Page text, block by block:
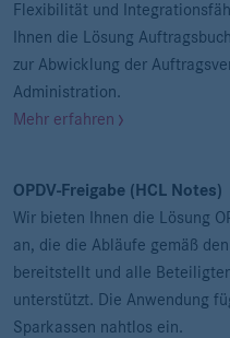
Flexibilität und
Ihnen die Lösung
zur Abwicklung der
Administration.
Mehr erfahren
OPDV-Freigabe (HCL Notes)
Wir bieten Ihnen die Lösung
an, die die Abläufe gemäß
bereitstellt und alle
unterstützt. Die Anwendung
Sparkassen nahtlos ein.